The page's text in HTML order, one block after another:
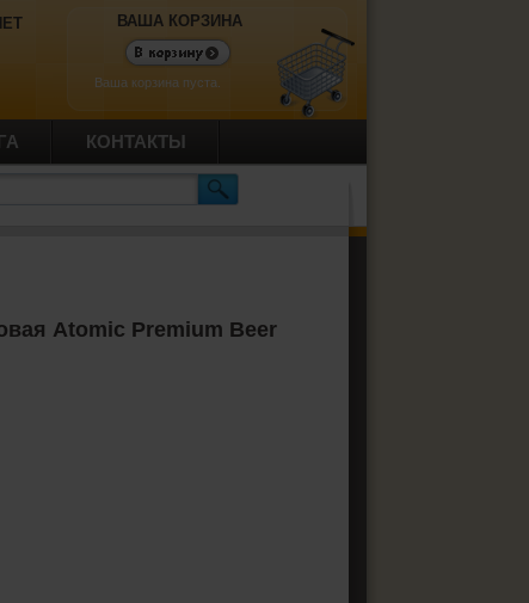
ВАША КОРЗИНА
Ваша корзина пуста.
КОНТАКТЫ
Atomic Premium Beer